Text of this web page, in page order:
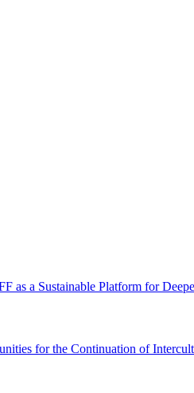
as a Sustainable Platform for
for the Continuation of